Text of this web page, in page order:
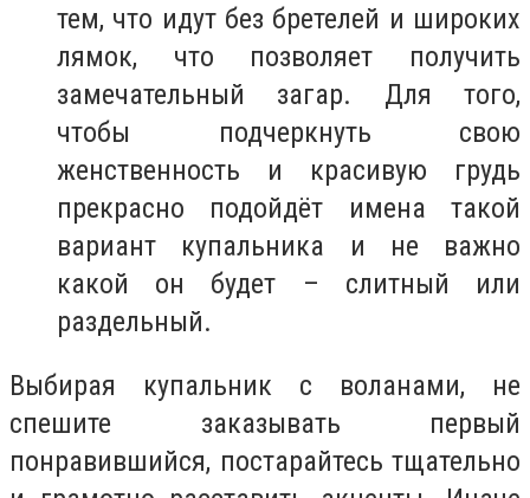
тем, что идут без бретелей и широких
лямок, что позволяет получить
замечательный загар. Для того,
чтобы подчеркнуть свою
женственность и красивую грудь
прекрасно подойдёт имена такой
вариант купальника и не важно
какой он будет – слитный или
раздельный.
Выбирая купальник с воланами, не
спешите заказывать первый
понравившийся, постарайтесь тщательно